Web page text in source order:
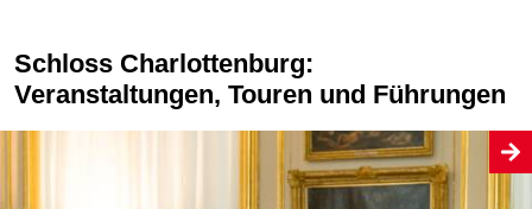
Schloss Charlottenburg:
Veranstaltungen, Touren und Führungen